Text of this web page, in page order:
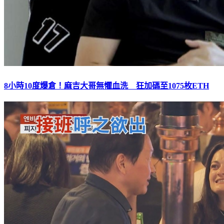
8小時10度爆倉！麻吉大哥無懼血洗 狂加碼至1075枚ETH